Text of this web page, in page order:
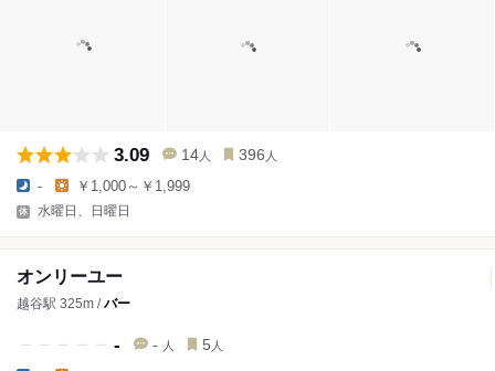
3.09 14 人 396 人
- ￥1,000～￥1,999
水曜日、日曜日
オンリーユー
越谷駅 325m /バー
- - 人 5 人